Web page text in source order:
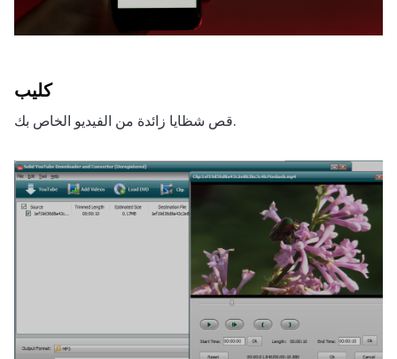
كليب
قص شظايا زائدة من الفيديو الخاص بك.